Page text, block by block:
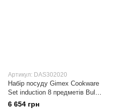
Артикул: DAS302020
Набір посуду Gimex Cookware
Set induction 8 предметів Bule
(6977228)
6 654 грн